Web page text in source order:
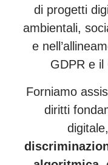
di progetti
ambientali,
e
GDPR e il
Forniamo
diritti
digitale,